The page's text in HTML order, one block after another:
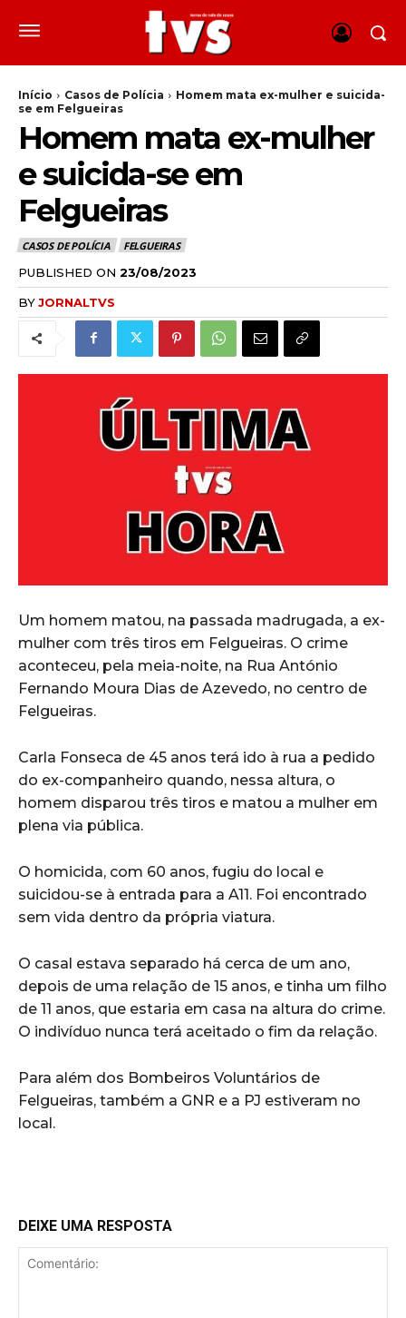
Início Casos de Polícia
Homem mata ex-mulher e suicida-
se em Felgueiras
Homem mata ex-mulher
e suicida-se em
Felgueiras
CASOS DE POLÍCIA FELGUEIRAS
PUBLISHED ON 23/08/2023
BYJORNALTVS
Um homem matou, na passada madrugada, a ex-
mulher com três tiros em Felgueiras. O crime
aconteceu, pela meia-noite, na Rua António
Fernando Moura Dias de Azevedo, no centro de
Felgueiras.
Carla Fonseca de 45 anos terá ido à rua a pedido
do ex-companheiro quando, nessa altura, o
homem disparou três tiros e matou a mulher em
plena via pública.
O homicida, com 60 anos, fugiu do local e
suicidou-se à entrada para a A11. Foi encontrado
sem vida dentro da própria viatura.
O casal estava separado há cerca de um ano,
depois de uma relação de 15 anos, e tinha um filho
de 11 anos, que estaria em casa na altura do crime.
O indivíduo nunca terá aceitado o fim da relação.
Para além dos Bombeiros Voluntários de
Felgueiras, também a GNR e a PJ estiveram no
local.
DEIXE UMA RESPOSTA